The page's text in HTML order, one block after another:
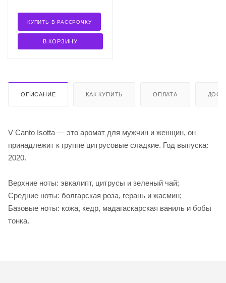
В КОРЗИНУ
КУПИТЬ В РАССРОЧКУ
ОПИСАНИЕ КАК КУПИТЬ ОПЛАТА
V Canto Isotta — это аромат для мужчин и женщин, он
принадлежит к группе цитрусовые сладкие. Год выпуска:
2020.
Верхние ноты: эвкалипт, цитрусы и зеленый чай;
Средние ноты: болгарская роза, герань и жасмин;
Базовые ноты: кожа, кедр, мадагаскарская ваниль и бобы
тонка.